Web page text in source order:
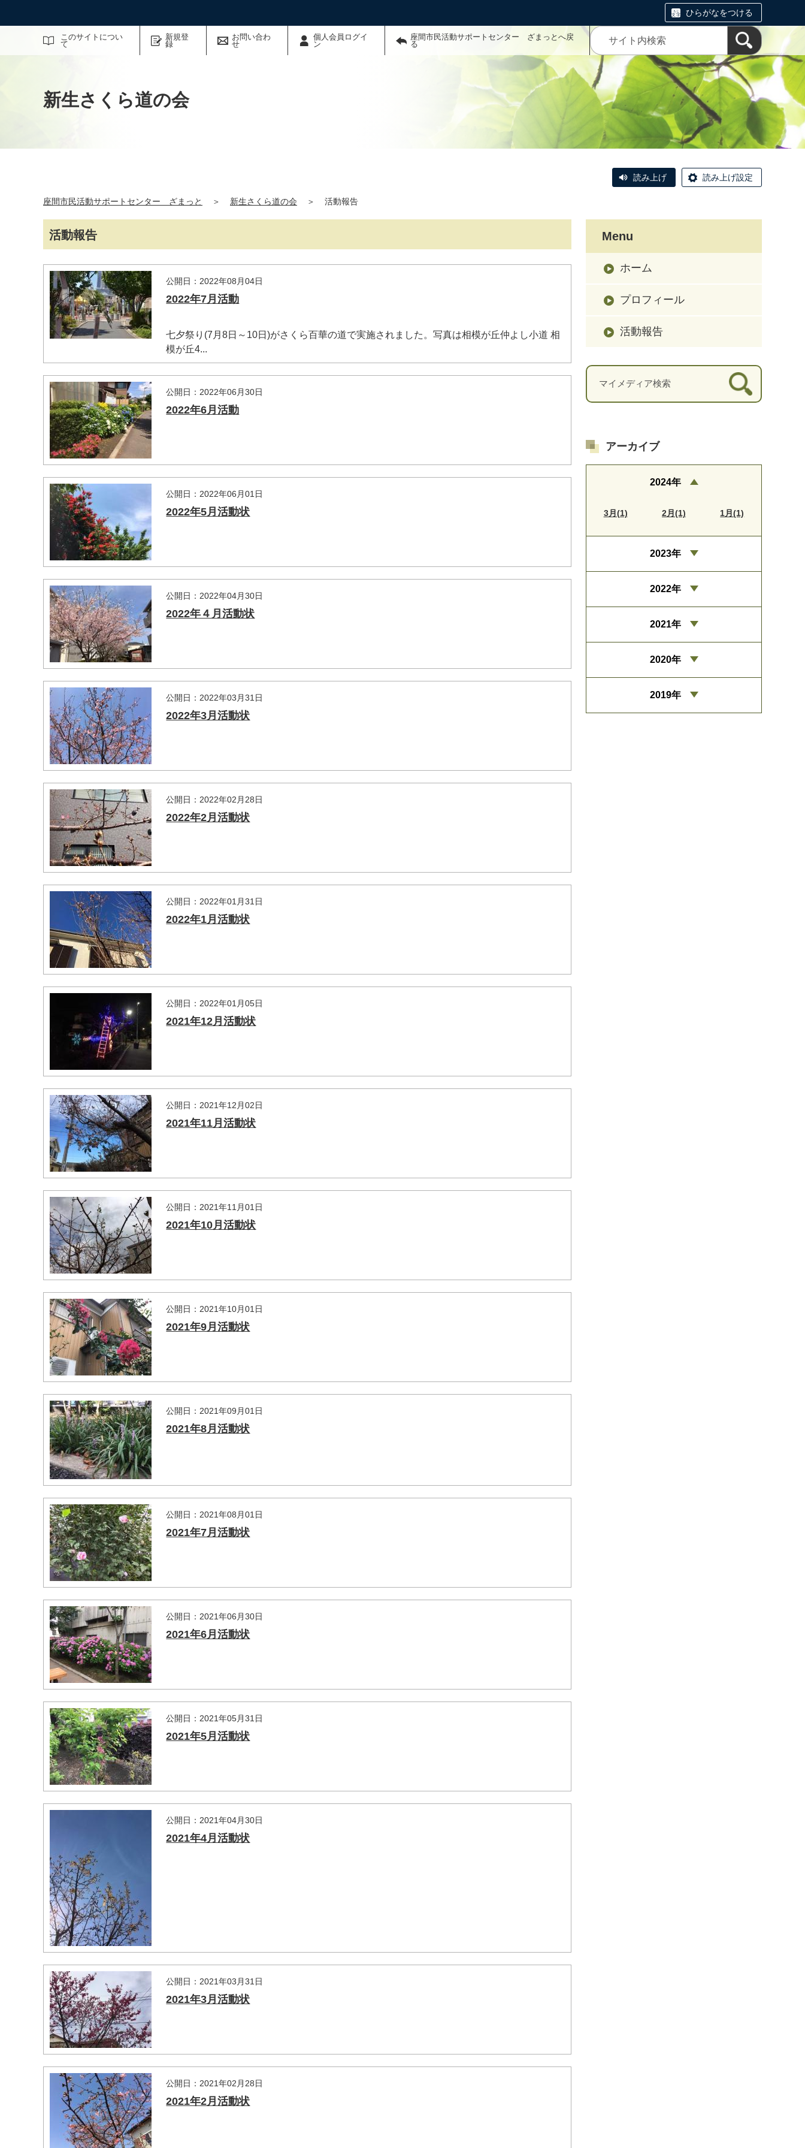
ひらがなをつける
このサイトについ
て
新規登
録
お問い合わ
せ
個人会員ログイ
ン
座間市民活動サポートセンター ざまっとへ戻
る
サイト内検索
新生さくら道の会
読み上げ 読み上げ設定
座間市民活動サポートセンター ざまっと ＞ 新生さくら道の会 ＞ 活動報告
活動報告
公開日：2022年08月04日
2022年7月活動
七夕祭り(7月8日～10日)がさくら百華の道で実施されました。写真は相模が丘仲よし小道 相
模が丘4...
公開日：2022年06月30日
2022年6月活動
公開日：2022年06月01日
2022年5月活動状
公開日：2022年04月30日
2022年４月活動状
公開日：2022年03月31日
2022年3月活動状
公開日：2022年02月28日
2022年2月活動状
公開日：2022年01月31日
2022年1月活動状
公開日：2022年01月05日
2021年12月活動状
公開日：2021年12月02日
2021年11月活動状
公開日：2021年11月01日
2021年10月活動状
公開日：2021年10月01日
2021年9月活動状
公開日：2021年09月01日
2021年8月活動状
公開日：2021年08月01日
2021年7月活動状
公開日：2021年06月30日
2021年6月活動状
公開日：2021年05月31日
2021年5月活動状
公開日：2021年04月30日
2021年4月活動状
公開日：2021年03月31日
2021年3月活動状
公開日：2021年02月28日
2021年2月活動状
Menu
ホーム
プロフィール
活動報告
マイメディア検索
アーカイブ
2024年
3月(1) 2月(1) 1月(1)
2023年
2022年
2021年
2020年
2019年